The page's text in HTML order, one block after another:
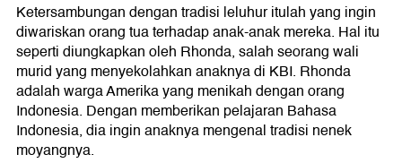
Ketersambungan dengan tradisi leluhur itulah yang ingin
diwariskan orang tua terhadap anak-anak mereka. Hal itu
seperti diungkapkan oleh Rhonda, salah seorang wali
murid yang menyekolahkan anaknya di KBI. Rhonda
adalah warga Amerika yang menikah dengan orang
Indonesia. Dengan memberikan pelajaran Bahasa
Indonesia, dia ingin anaknya mengenal tradisi nenek
moyangnya.